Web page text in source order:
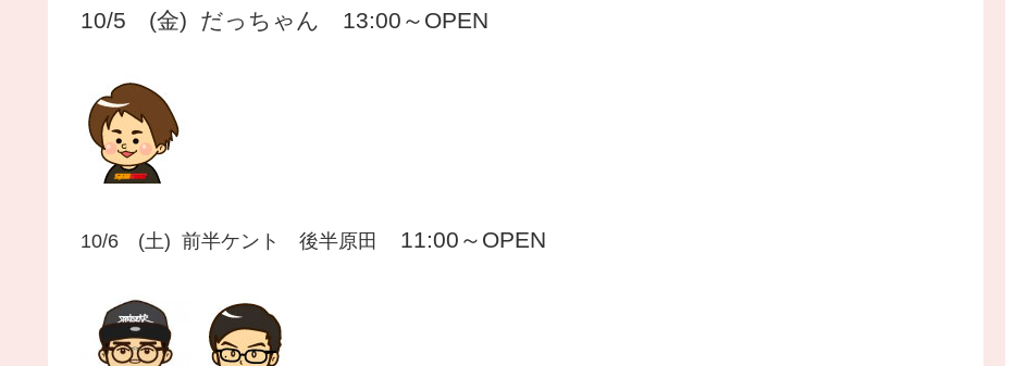
10/5 (金) だっちゃん 13:00～OPEN
10/6 (土) 前半ケント 後半原田 11:00～OPEN